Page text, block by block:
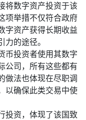
将数字资产投资于该
项举措不仅符合政府
字资产获得长期收益
的途径。
币投资者使用其数字
公司，所有这些都有
做法也体现在尽职调
以确保此类交易中使
投资，体现了该国致